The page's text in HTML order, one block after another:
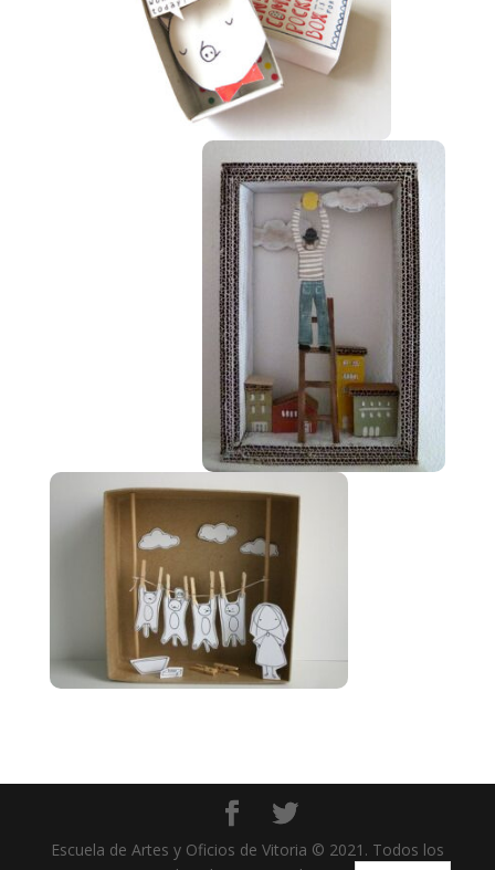
Escuela de Artes y Oficios de Vitoria © 2021. Todos los